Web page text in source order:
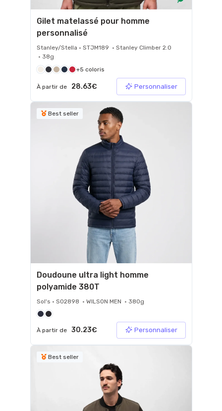
Gilet matelassé pour homme
personnalisé
Stanley/Stella • STJM189 • Stanley Climber 2.0
• 38g
+5 coloris
À partir de 28.63€ Personnaliser
Best seller
Doudoune ultra light homme
polyamide 380T
Sol's • S02898 • WILSON MEN • 380g
À partir de 30.23€ Personnaliser
Best seller